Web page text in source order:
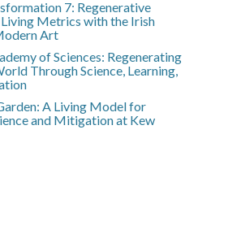
7: Regenerative
Metrics with the Irish
Art
of Sciences: Regenerating
Through Science, Learning,
A Living Model for
and Mitigation at Kew